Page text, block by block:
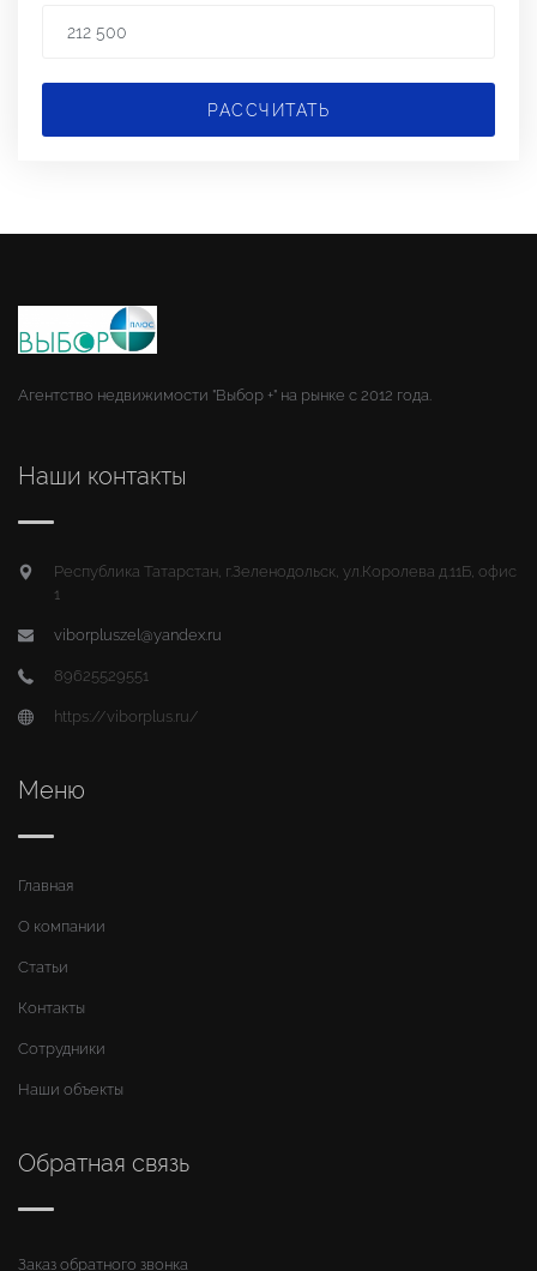
РАССЧИТАТЬ
Агентство недвижимости "Выбор +" на рынке с 2012 года.
Наши контакты
Республика Татарстан, г.Зеленодольск, ул.Королева д.11Б, офис
1
viborpluszel@yandex.ru
89625529551
https://viborplus.ru/
Меню
Главная
О компании
Статьи
Контакты
Сотрудники
Наши объекты
Обратная связь
Заказ обратного звонка